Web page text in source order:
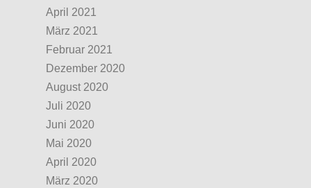
April 2021
März 2021
Februar 2021
Dezember 2020
August 2020
Juli 2020
Juni 2020
Mai 2020
April 2020
März 2020